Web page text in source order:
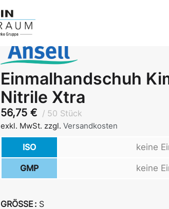
Einmalhandschuh
Nitrile Xtra
56,75 € 50 Stück
exkl. MwSt. zzgl. Versandkosten
ISO keine
GMP keine
GRÖSSE S